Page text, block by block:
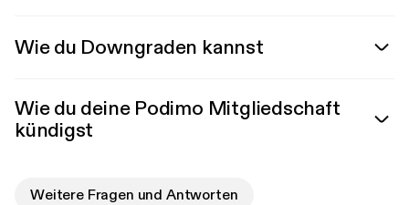
Wie du Downgraden kannst
Wie du deine Podimo Mitgliedschaft
kündigst
Weitere Fragen und Antworten